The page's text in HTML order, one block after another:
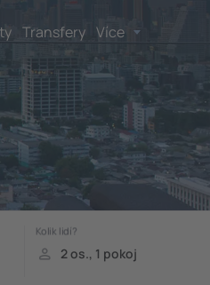
Transfery Více